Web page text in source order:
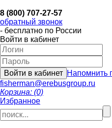
8 (800) 707-27-57
обратный звонок
- бесплатно по России
Войти в кабинет
Напомнить
fisherman@erebusgroup.ru
Корзина: (0)
Избранное